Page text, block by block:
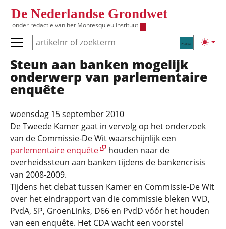
De Nederlandse Grondwet
onder redactie van het Montesquieu Instituut
Zoeken
Primair menu tonen/verbergen
Hoofdnavigatie
Steun aan banken mogelijk
onderwerp van parlementaire
enquête
woensdag 15 september 2010
De Tweede Kamer gaat in vervolg op het onderzoek
van de Commissie-De Wit waarschijnlijk een
parlementaire enquête
houden naar de
overheidssteun aan banken tijdens de bankencrisis
van 2008-2009.
Tijdens het debat tussen Kamer en Commissie-De Wit
over het eindrapport van die commissie bleken VVD,
PvdA, SP, GroenLinks, D66 en PvdD vóór het houden
van een enquête. Het CDA wacht een voorstel